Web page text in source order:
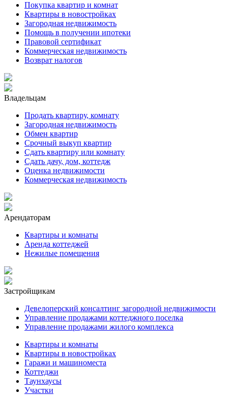
Покупка квартир и комнат
Квартиры в новостройках
Загородная недвижимость
Помощь в получении ипотеки
Правовой сертификат
Коммерческая недвижимость
Возврат налогов
Владельцам
Продать квартиру, комнату
Загородная недвижимость
Обмен квартир
Срочный выкуп квартир
Сдать квартиру или комнату
Сдать дачу, дом, коттедж
Оценка недвижимости
Коммерческая недвижимость
Арендаторам
Квартиры и комнаты
Аренда коттеджей
Нежилые помещения
Застройщикам
Девелоперский консалтинг загородной недвижимости
Управление продажами коттеджного поселка
Управление продажами жилого комплекса
Квартиры и комнаты
Квартиры в новостройках
Гаражи и машиноместа
Коттеджи
Таунхаусы
Участки